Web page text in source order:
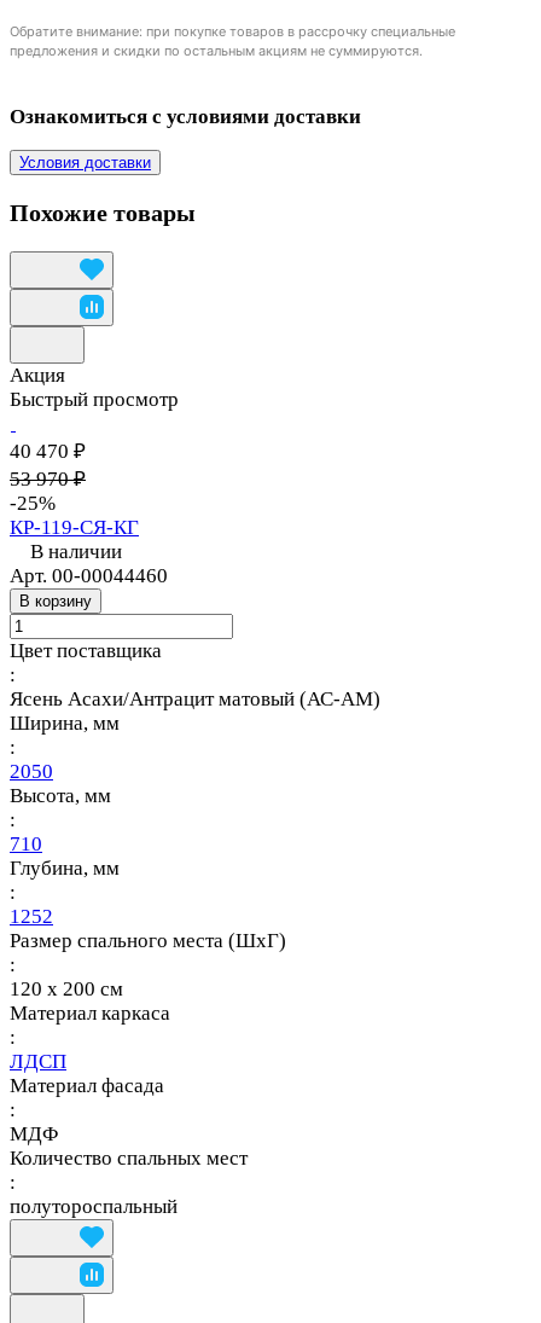
Обратите внимание: при покупке товаров в рассрочку специальные
предложения и скидки по остальным акциям не суммируются.
Ознакомиться с условиями доставки
Условия доставки
Похожие товары
Акция
Быстрый просмотр
40 470 ₽
53 970 ₽
-25%
КР-119-СЯ-КГ
В наличии
Арт. 00-00044460
В корзину
Цвет поставщика
:
Ясень Асахи/Антрацит матовый (АС-АМ)
Ширина, мм
:
2050
Высота, мм
:
710
Глубина, мм
:
1252
Размер спального места (ШхГ)
:
120 х 200 см
Материал каркаса
:
ЛДСП
Материал фасада
:
МДФ
Количество спальных мест
:
полутороспальный